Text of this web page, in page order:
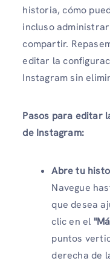
historia, cómo
incluso
compartir.
editar la
Instagram sin
Pasos para editar
de Instagram:
Abre tu
Navegue
que desea
clic en el
puntos
derecha de